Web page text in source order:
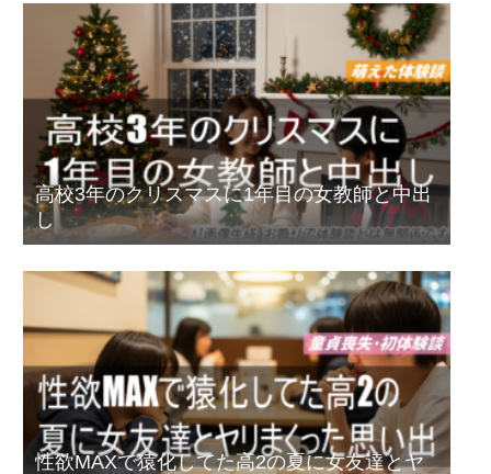
高校3年のクリスマスに1年目の女教師と中出
し
性欲MAXで猿化してた高2の夏に女友達とヤ